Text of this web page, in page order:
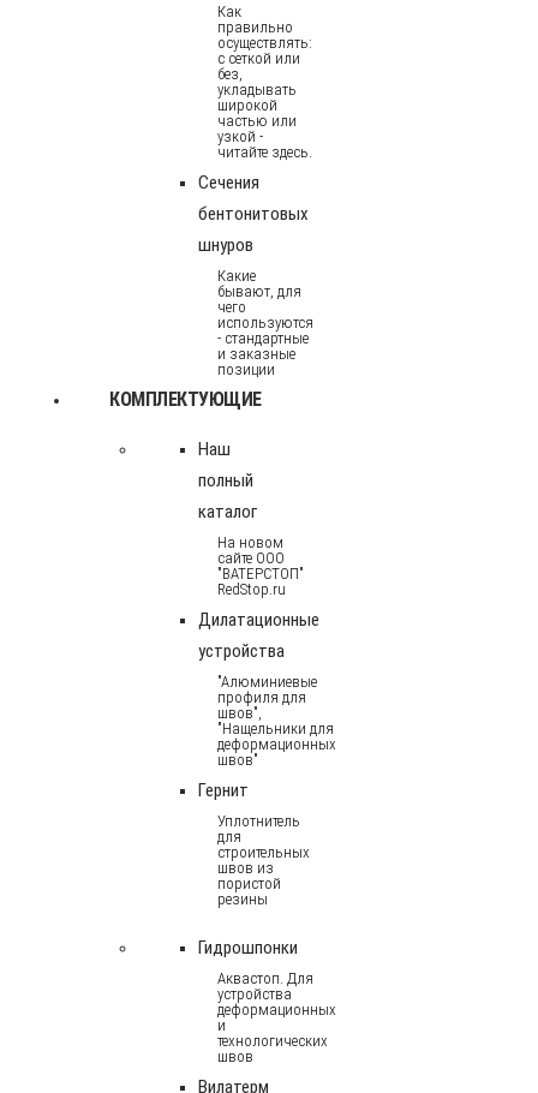
Как
правильно
осуществлять:
с сеткой или
без,
укладывать
широкой
частью или
узкой -
читайте здесь.
Сечения
бентонитовых
шнуров
Какие
бывают, для
чего
используются
- стандартные
и заказные
позиции
КОМПЛЕКТУЮЩИЕ
Наш
полный
каталог
На новом
сайте ООО
"ВАТЕРСТОП"
RedStop.ru
Дилатационные
устройства
"Алюминиевые
профиля для
швов",
"Нащельники для
деформационных
швов"
Гернит
Уплотнитель
для
строительных
швов из
пористой
резины
Гидрошпонки
Аквастоп. Для
устройства
деформационных
и
технологических
швов
Вилатерм